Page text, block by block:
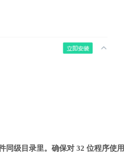
同级目录里。确保对 32 位程序使用